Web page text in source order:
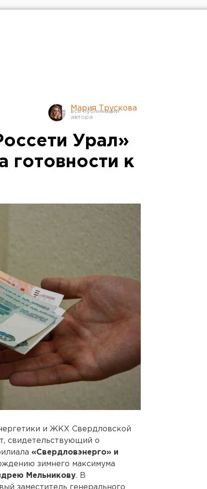
Мария Трускова
Урал»
готовности к
и ЖКХ Свердловской
свидетельствующий о
«Свердловэнерго» и
зимнего максимума
Мельникову. В
заместитель генерального